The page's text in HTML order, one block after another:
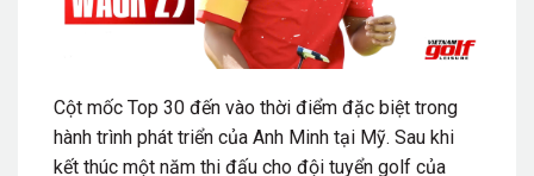
Cột mốc Top 30 đến vào thời điểm đặc biệt trong
hành trình phát triển của Anh Minh tại Mỹ. Sau khi
kết thúc một năm thi đấu cho đội tuyển golf của